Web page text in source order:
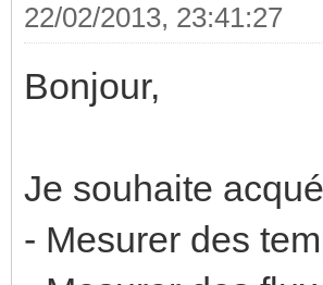
22/02/2013, 23:41:27
Bonjour,
Je souhaite
- Mesurer des